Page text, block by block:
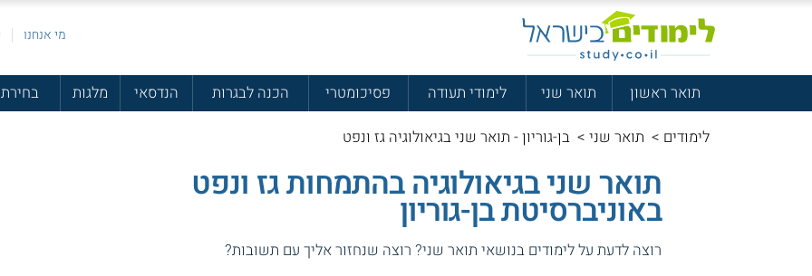
מי אנחנו
תואר ראשון תואר שני לימודי תעודה פסיכומטרי הכנה לבגרות הנדסאי מלגות
לימודים > תואר שני > בן-גוריון - תואר שני בגיאולוגיה גז ונפט
תואר שני בגיאולוגיה בהתמחות גז ונפט
באוניברסיטת בן-גוריון
רוצה לדעת על לימודים בנושאי תואר שני? רוצה שנחזור אליך עם תשובות?